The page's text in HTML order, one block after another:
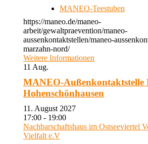
MANEO-Teestuben
https://maneo.de/maneo-
arbeit/gewaltpraevention/maneo-
aussenkontaktstellen/maneo-
marzahn-nord/
Weitere Informationen
11 Aug.
MANEO-Außenkontaktstelle
Hohenschönhausen
11. August 2027
17:00 - 19:00
Nachbarschaftshaus im Ostseeviertel
Vielfalt e.V